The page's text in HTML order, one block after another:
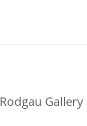
Rodgau Gallery